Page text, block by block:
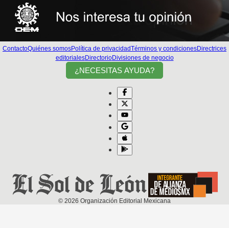
ContactoQuiénes somosPolítica de privacidadTérminos y condicionesDirectrices
editorialesDirectorioDivisiones de negocio
¿NECESITAS AYUDA?
© 2026 Organización Editorial Mexicana